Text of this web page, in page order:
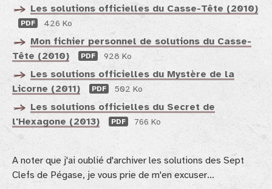
Les solutions officielles du Casse-Tête (2010)
PDF 426 Ko
Mon fichier personnel de solutions du Casse-
Tête (2010)
PDF 928 Ko
Les solutions officielles du Mystère de la
Licorne (2011)
PDF 502 Ko
Les solutions officielles du Secret de
l'Hexagone (2013)
PDF 766 Ko
A noter que j'ai oublié d'archiver les solutions des Sept
Clefs de Pégase, je vous prie de m'en excuser...